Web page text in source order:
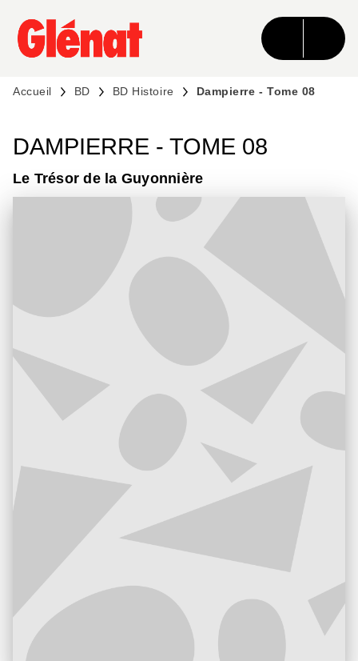
MENU RECHERCHE CONTENU
PIED DE PAGE
Accueil BD BD Histoire Dampierre - Tome 08
DAMPIERRE - TOME 08
Le Trésor de la Guyonnière